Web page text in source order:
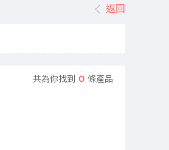
返回
共為你找到 0 條產品